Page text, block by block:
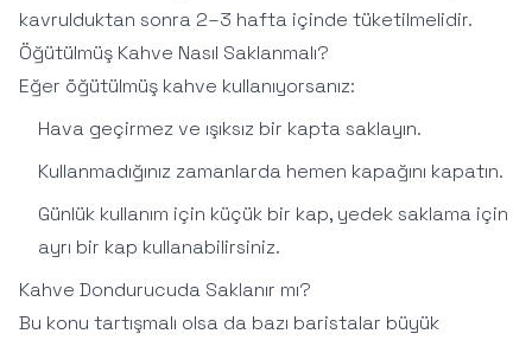
kavrulduktan sonra 2–3 hafta içinde tüketilmelidir.
Öğütülmüş Kahve Nasıl Saklanmalı?
Eğer öğütülmüş kahve kullanıyorsanız:
Hava geçirmez ve ışıksız bir kapta saklayın.
Kullanmadığınız zamanlarda hemen kapağını kapatın.
Günlük kullanım için küçük bir kap, yedek saklama için
ayrı bir kap kullanabilirsiniz.
Kahve Dondurucuda Saklanır mı?
Bu konu tartışmalı olsa da bazı baristalar büyük